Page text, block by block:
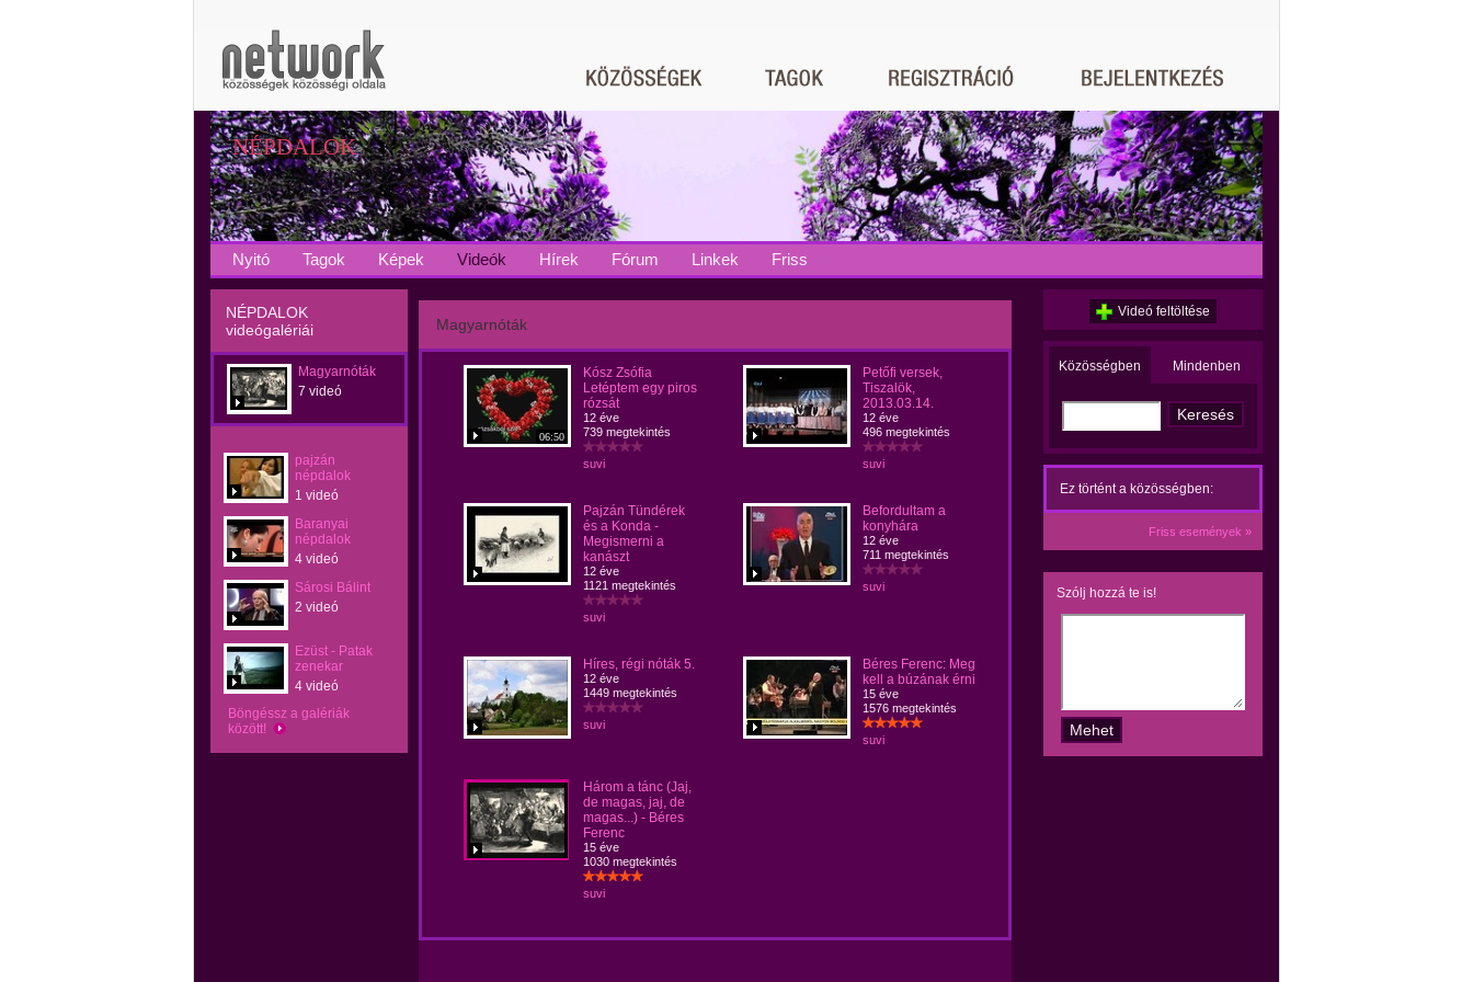
NÉPDALOK
Nyitó Tagok Képek Videók Hírek Fórum Linkek Friss
NÉPDALOK
videógalériái
Magyarnóták
7 videó
pajzán
népdalok
1 videó
Baranyai
népdalok
4 videó
Sárosi Bálint
2 videó
Ezüst - Patak
zenekar
4 videó
Böngéssz a galériák
között!
Magyarnóták
06:50
Kósz Zsófia
Letéptem egy piros
rózsát
12 éve
739 megtekintés
suvi
Petőfi versek,
Tiszalök,
2013.03.14.
12 éve
496 megtekintés
suvi
Pajzán Tündérek
és a Konda -
Megismerni a
kanászt
12 éve
1121 megtekintés
suvi
Befordultam a
konyhára
12 éve
711 megtekintés
suvi
Híres, régi nóták 5.
12 éve
1449 megtekintés
suvi
Béres Ferenc: Meg
kell a búzának érni
15 éve
1576 megtekintés
suvi
Három a tánc (Jaj,
de magas, jaj, de
magas...) - Béres
Ferenc
15 éve
1030 megtekintés
suvi
Videó feltöltése
Közösségben Mindenben
Ez történt a közösségben:
Friss események »
Szólj hozzá te is!